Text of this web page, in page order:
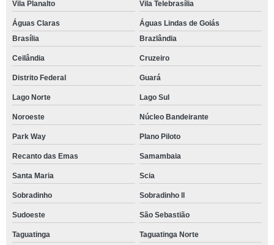
Vila Planalto Vila Telebrasília
Águas Claras
Águas Lindas de Goiás
Brasília
Brazlândia
Ceilândia Cruzeiro
Distrito Federal Guará
Lago Norte Lago Sul
Noroeste Núcleo Bandeirante
Park Way Plano Piloto
Recanto das Emas Samambaia
Santa Maria Scia
Sobradinho Sobradinho ll
Sudoeste São Sebastião
Taguatinga Taguatinga Norte